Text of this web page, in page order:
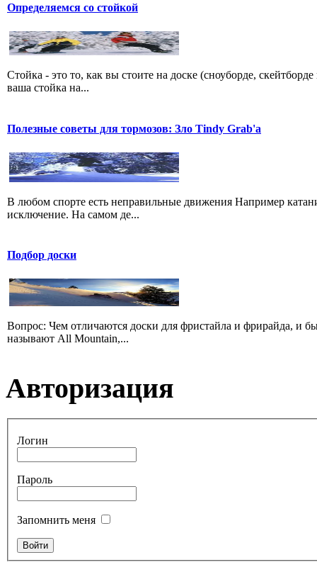
Определяемся со стойкой
Стойка - это то, как вы стоите на доске (сноуборде,
ваша стойка на...
Полезные советы для тормозов: Зло Tindy Grab'а
В любом спорте есть неправильные движения Например
исключение. На самом де...
Подбор доски
Вопрос: Чем отличаются доски для фристайла и фрирайда, и
называют All Mountain,...
Авторизация
Логин
Пароль
Запомнить меня